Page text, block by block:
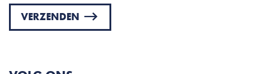
VERZENDEN
this